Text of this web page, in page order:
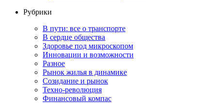
Рубрики
В пути: все о транспорте
В сердце общества
Здоровье под микроскопом
Инновации и возможности
Разное
Рынок жилья в динамике
Созидание и рынок
Техно-революция
Финансовый компас